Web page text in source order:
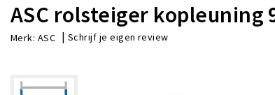
ASC rolsteiger kopleuning
Merk: ASC | Schrijf je eigen review